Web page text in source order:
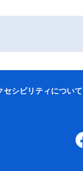
セシビリティについて